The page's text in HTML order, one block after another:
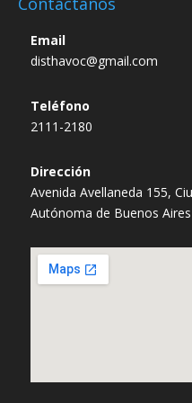
Email
disthavoc@gmail.com
Teléfono
2111-2180
Dirección
Avenida Avellaneda 155,
Autónoma de Buenos Aires